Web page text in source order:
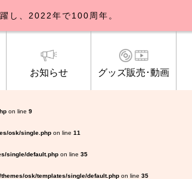
on line 9
osk/single.php on line 11
single/default.php on line 35
osk/templates/single/default.php on line 35
し、2022年で100周年。
クリンパーラー公演
お知らせ
クス
グッズ販売･動画
ズ販売
研修生募集について